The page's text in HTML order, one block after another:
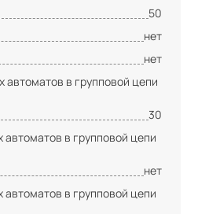
50
нет
нет
автоматов в групповой цепи
30
в групповой цепи
нет
в групповой цепи